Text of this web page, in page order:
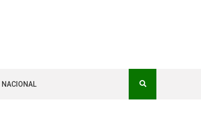
NACIONAL